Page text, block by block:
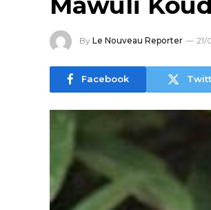
By Le Nouveau Reporter 21/
Facebook